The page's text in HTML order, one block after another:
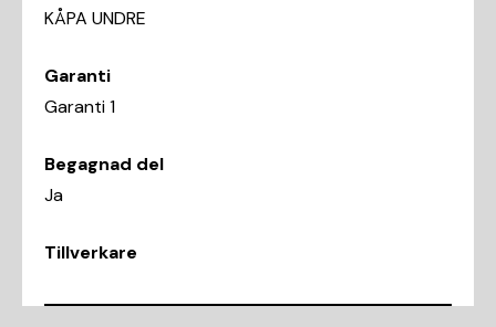
KÅPA UNDRE
Garanti
Garanti 1
Begagnad del
Ja
Tillverkare